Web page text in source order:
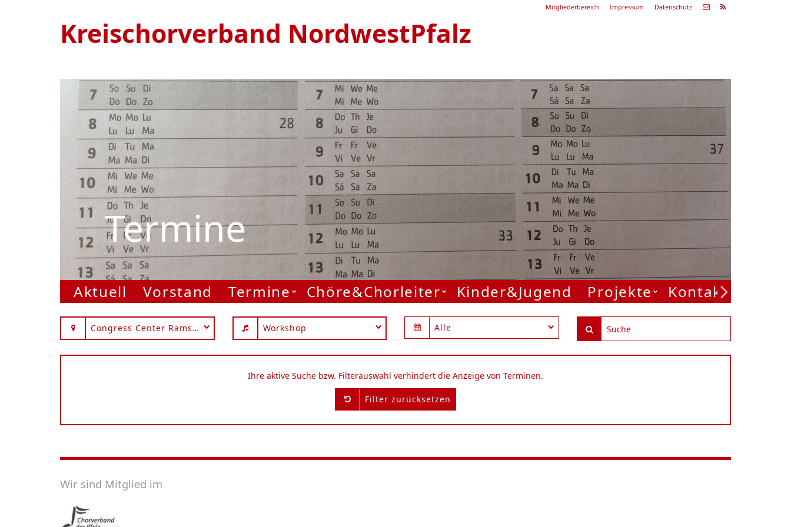
Mitgliederbereich Impressum Datenschutz
Kreischorverband NordwestPfalz
Termine
Veranstaltung
29.08.26
Sommerkonzert
19:00 Uhr
Zum Konzert
Aktuell Vorstand Termine Chöre&Chorleiter Kinder&Jugend Projekte Kontakt
Congress Center Ramstein Workshop Alle
Ihre aktive Suche bzw. Filterauswahl verhindert die Anzeige von Terminen.
Filter zurücksetzen
Wir sind Mitglied im